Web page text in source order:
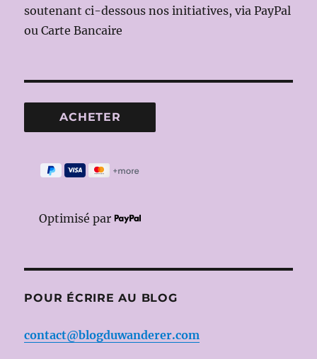
soutenant ci-dessous nos initiatives, via PayPal
ou Carte Bancaire
Optimisé par
POUR ÉCRIRE AU BLOG
contact@blogduwanderer.com